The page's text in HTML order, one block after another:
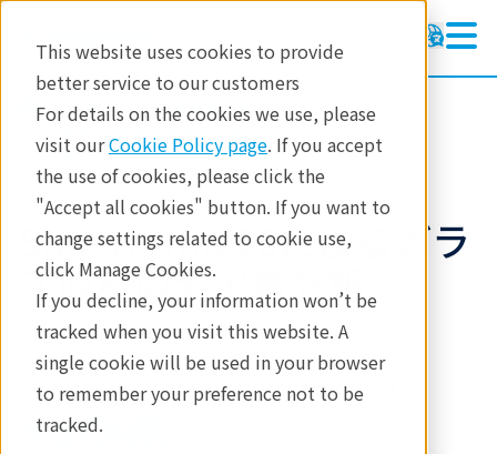
This website uses cookies to provide
better service to our customers
For details on the cookies we use, please
visit ourCookie Policy page. If you accept
the use of cookies, please click the
"Accept all cookies" button. If you want to
change settings related to cookie use,
click Manage Cookies.
If you decline, your information won’t be
tracked when you visit this website. A
single cookie will be used in your browser
to remember your preference not to be
tracked.
製品
蛍光X線分析
波長分散型蛍光X線分析
アプリケーションノート
Supermini200によるガラ
ス原料の半定量分析
アプリケーションノート WDXRF1059